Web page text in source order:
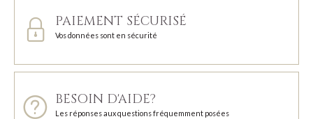
PAIEMENT SÉCURISÉ
Vos données sont en sécurité
BESOIN D'AIDE?
Les réponses aux questions fréquemment posées